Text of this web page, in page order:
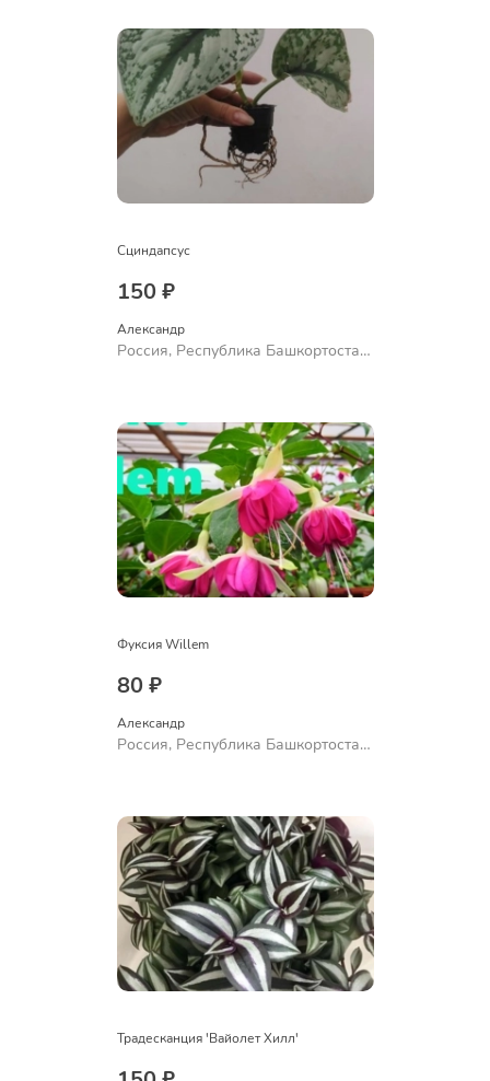
Сциндапсус
150 ₽
Александр
Россия, Республика Башкортостан,
Фуксия Willem
80 ₽
Александр
Россия, Республика Башкортостан,
Традесканция 'Вайолет Хилл'